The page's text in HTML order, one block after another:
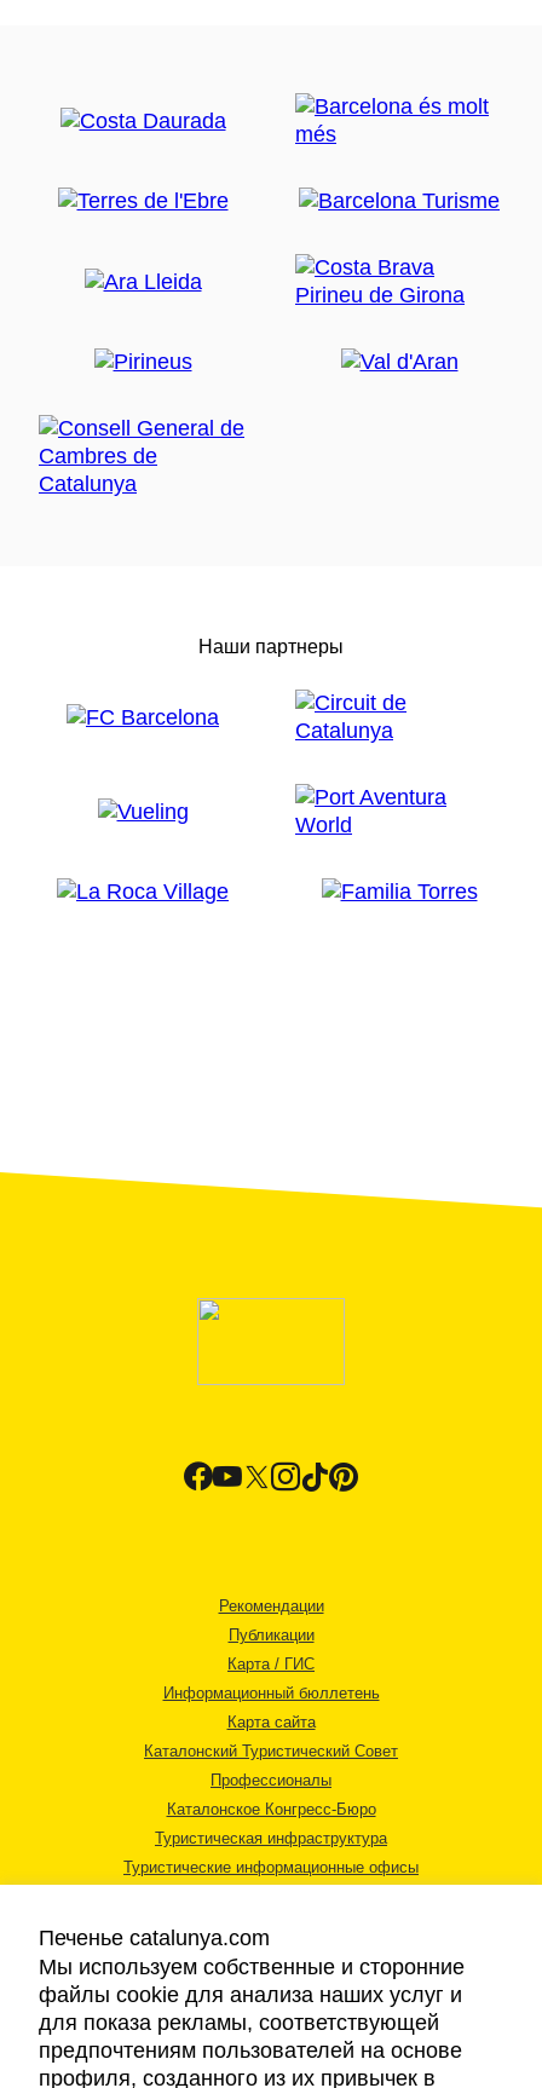
Наши партнеры
Рекомендации
Публикации
Карта / ГИС
Информационный бюллетень
Карта сайта
Каталонский Туристический Совет
Профессионалы
Каталонское Конгресс-Бюро
Туристическая инфраструктура
Туристические информационные офисы
Правовая информация
Печенье catalunya.com
Мы используем собственные и сторонние
файлы cookie для анализа наших услуг и
для показа рекламы, соответствующей
предпочтениям пользователей на основе
профиля, созданного из их привычек в